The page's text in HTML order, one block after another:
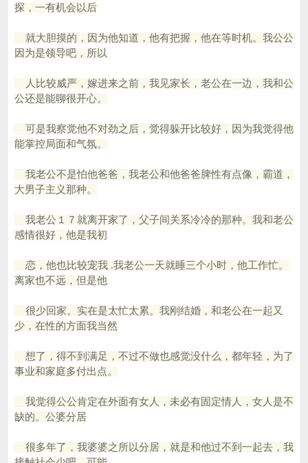
探，一有机会以后
就大胆摸的，因为他知道，他有把握，他在等时机。我公公
因为是领导吧，所以
人比较威严，嫁进来之前，我见家长，老公在一边，我和公
公还是能聊很开心。
可是我察觉他不对劲之后，觉得躲开比较好，因为我觉得他
能掌控局面和气氛。
我老公不是怕他爸爸，我老公和他爸爸脾性有点像，霸道，
大男子主义那种。
我老公１７就离开家了，父子间关系冷冷的那种。我和老公
感情很好，他是我初
恋，他也比较宠我 .我老公一天就睡三个小时，他工作忙。
离家也不远，但是他
很少回家。实在是太忙太累。我刚结婚，和老公在一起又
少，在性的方面我当然
想了，得不到满足，不过不做也感觉没什么，都年轻，为了
事业和家庭多付出点。
我觉得公公肯定在外面有女人，未必有固定情人，女人是不
缺的。公婆分居
很多年了，我婆婆之所以分居，就是和他过不到一起去，我